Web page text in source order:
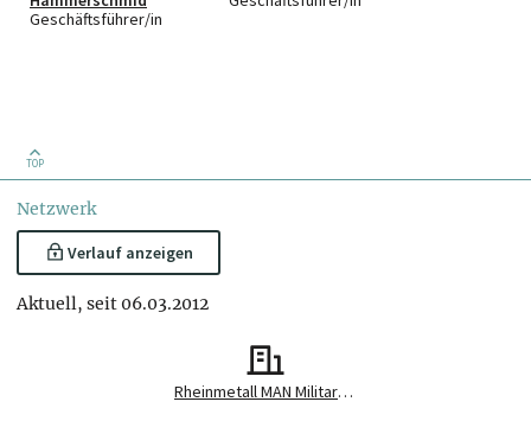
Geschäftsführer/in
TOP
Netzwerk
Verlauf anzeigen
Aktuell, seit 06.03.2012
Rheinmetall MAN Military Vehicles Österreich Holding GesmbH